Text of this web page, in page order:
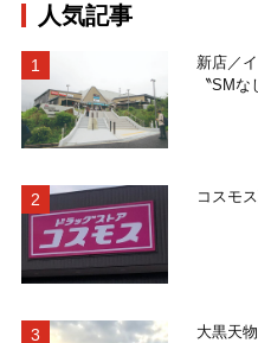
人気記事
新店／
〝SM
コスモ
大黒天